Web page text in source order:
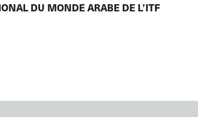
DU MONDE ARABE DE L’ITF